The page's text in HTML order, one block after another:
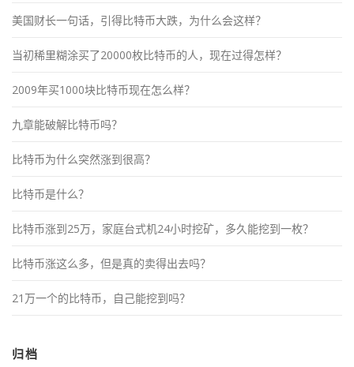
美国财长一句话，引得比特币大跌，为什么会这样？
当初稀里糊涂买了20000枚比特币的人，现在过得怎样？
2009年买1000块比特币现在怎么样？
九章能破解比特币吗？
比特币为什么突然涨到很高？
比特币是什么？
比特币涨到25万，家庭台式机24小时挖矿，多久能挖到一枚？
比特币涨这么多，但是真的卖得出去吗？
21万一个的比特币，自己能挖到吗？
归档